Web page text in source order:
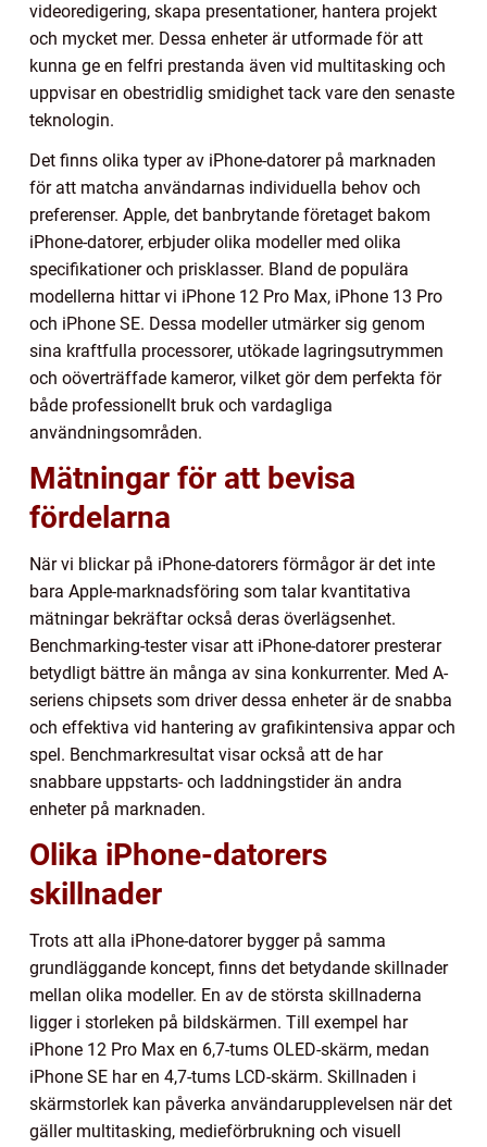
videoredigering, skapa presentationer, hantera projekt
och mycket mer. Dessa enheter är utformade för att
kunna ge en felfri prestanda även vid multitasking och
uppvisar en obestridlig smidighet tack vare den senaste
teknologin.
Det finns olika typer av iPhone-datorer på marknaden
för att matcha användarnas individuella behov och
preferenser. Apple, det banbrytande företaget bakom
iPhone-datorer, erbjuder olika modeller med olika
specifikationer och prisklasser. Bland de populära
modellerna hittar vi iPhone 12 Pro Max, iPhone 13 Pro
och iPhone SE. Dessa modeller utmärker sig genom
sina kraftfulla processorer, utökade lagringsutrymmen
och oöverträffade kameror, vilket gör dem perfekta för
både professionellt bruk och vardagliga
användningsområden.
Mätningar för att bevisa
fördelarna
När vi blickar på iPhone-datorers förmågor är det inte
bara Apple-marknadsföring som talar kvantitativa
mätningar bekräftar också deras överlägsenhet.
Benchmarking-tester visar att iPhone-datorer presterar
betydligt bättre än många av sina konkurrenter. Med A-
seriens chipsets som driver dessa enheter är de snabba
och effektiva vid hantering av grafikintensiva appar och
spel. Benchmarkresultat visar också att de har
snabbare uppstarts- och laddningstider än andra
enheter på marknaden.
Olika iPhone-datorers
skillnader
Trots att alla iPhone-datorer bygger på samma
grundläggande koncept, finns det betydande skillnader
mellan olika modeller. En av de största skillnaderna
ligger i storleken på bildskärmen. Till exempel har
iPhone 12 Pro Max en 6,7-tums OLED-skärm, medan
iPhone SE har en 4,7-tums LCD-skärm. Skillnaden i
skärmstorlek kan påverka användarupplevelsen när det
gäller multitasking, medieförbrukning och visuell